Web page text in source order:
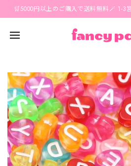
🛒5000円以上のご購入で送料無料🪄 1-3営